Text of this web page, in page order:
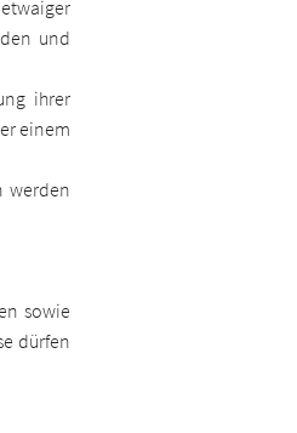
und
ihrer
einem
werden
sowie
dürfen